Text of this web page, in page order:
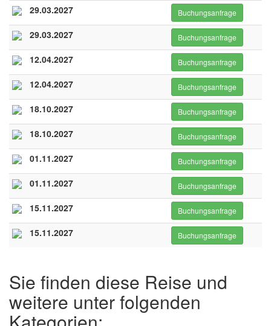
29.03.2027 Buchungsanfrage
29.03.2027 Buchungsanfrage
12.04.2027 Buchungsanfrage
12.04.2027 Buchungsanfrage
18.10.2027 Buchungsanfrage
18.10.2027 Buchungsanfrage
01.11.2027 Buchungsanfrage
01.11.2027 Buchungsanfrage
15.11.2027 Buchungsanfrage
15.11.2027 Buchungsanfrage
Sie finden diese Reise und
weitere unter folgenden